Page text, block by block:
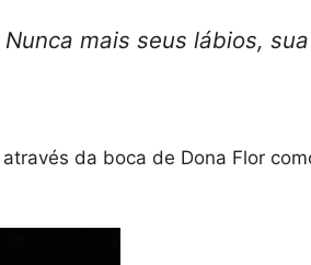
mais seus lábios, sua
da boca de Dona Flor